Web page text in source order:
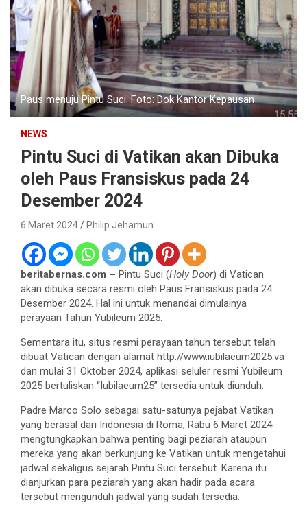
Paus menuju Pintu Suci. Foto: Dok Kantor Kepausan
NEWS
Pintu Suci di Vatikan akan Dibuka
oleh Paus Fransiskus pada 24
Desember 2024
6 Maret 2024 Philip Jehamun
beritabernas.com – Pintu Suci (Holy Door) di Vatican
akan dibuka secara resmi oleh Paus Fransiskus pada 24
Desember 2024. Hal ini untuk menandai dimulainya
perayaan Tahun Yubileum 2025.
Sementara itu, situs resmi perayaan tahun tersebut telah
dibuat Vatican dengan alamat http://www.iubilaeum2025.va
dan mulai 31 Oktober 2024, aplikasi seluler resmi Yubileum
2025 bertuliskan “Iubilaeum25” tersedia untuk diunduh.
Padre Marco Solo sebagai satu-satunya pejabat Vatikan
yang berasal dari Indonesia di Roma, Rabu 6 Maret 2024
mengtungkapkan bahwa penting bagi peziarah ataupun
mereka yang akan berkunjung ke Vatikan untuk mengetahui
jadwal sekaligus sejarah Pintu Suci tersebut. Karena itu
dianjurkan para peziarah yang akan hadir pada acara
tersebut mengunduh jadwal yang sudah tersedia.